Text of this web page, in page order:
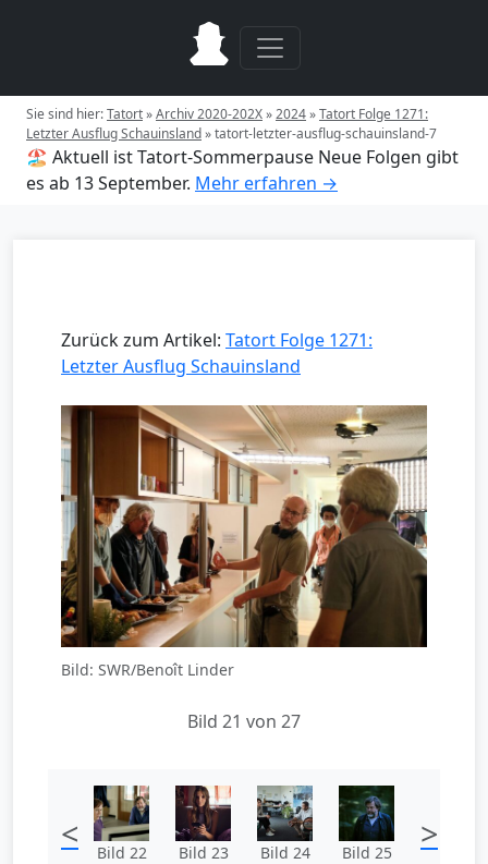
Sie sind hier:Tatort»Archiv 2020-202X»2024»Tatort Folge 1271:
Letzter Ausflug Schauinsland»tatort-letzter-ausflug-schauinsland-7
🏖️ Aktuell ist Tatort-Sommerpause Neue Folgen gibt
es ab 13 September. Mehr erfahren →
Zurück zum Artikel: Tatort Folge 1271:
Letzter Ausflug Schauinsland
Bild: SWR/Benoît Linder
Bild 21 von 27
< Bild 22 Bild 23 Bild 24 Bild 25 >